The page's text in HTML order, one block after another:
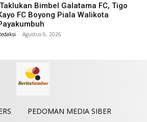
Taklukan Bimbel Galatama FC, Tigo
FC Boyong Piala Walikota
- Agustus 6, 2026
PEDOMAN MEDIA SIBER